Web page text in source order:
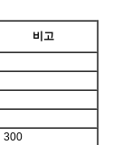
비고
300